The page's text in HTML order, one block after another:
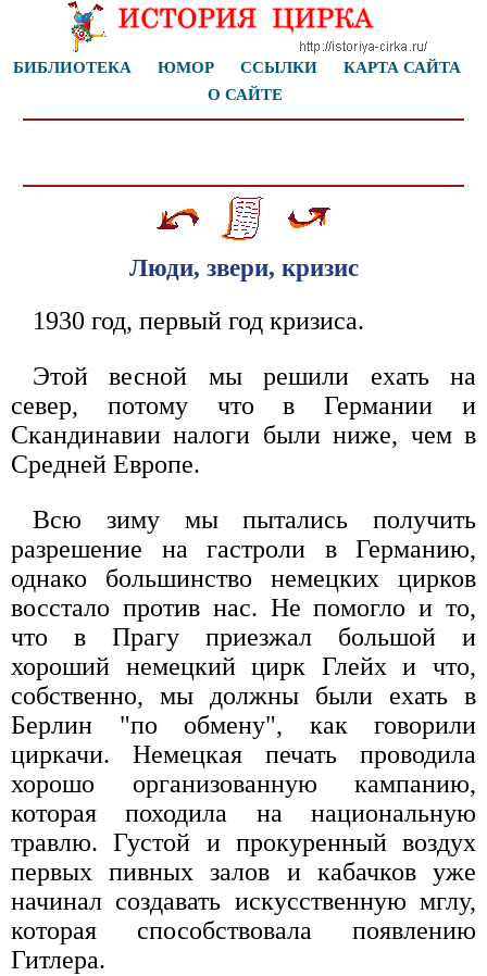
БИБЛИОТЕКА ЮМОР ССЫЛКИ
КАРТА САЙТА
О САЙТЕ
Люди, звери, кризис
1930 год, первый год кризиса.
Этой весной мы решили ехать на
север, потому что в Германии и
Скандинавии налоги были ниже, чем в
Средней Европе.
Всю зиму мы пытались получить
разрешение на гастроли в Германию,
однако большинство немецких цирков
восстало против нас. Не помогло и то,
что в Прагу приезжал большой и
хороший немецкий цирк Глейх и что,
собственно, мы должны были ехать в
Берлин "по обмену", как говорили
циркачи. Немецкая печать проводила
хорошо организованную кампанию,
которая походила на национальную
травлю. Густой и прокуренный воздух
первых пивных залов и кабачков уже
начинал создавать искусственную мглу,
которая способствовала появлению
Гитлера.